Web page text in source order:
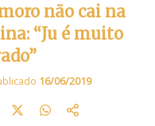
não cai na
“Ju é muito
16/06/2019